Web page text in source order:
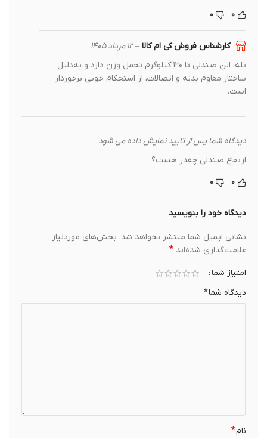
کارشناس فروش کی ام کالا– ۱۲ مرداد ۱۴۰۵
بله، این صندلی تا ۱۲۰ کیلوگرم تحمل وزن دارد و به‌دلیل
ساختار مقاوم بدنه و اتصالات، از استحکام خوبی برخوردار
است.
دیدگاه شما پس از تایید نمایش داده می شود
ارتفاع صندلی چقدر هست؟
دیدگاه خود را بنویسید
نشانی ایمیل شما منتشر نخواهد شد. بخش‌های موردنیاز
علامت‌گذاری شده‌اند*
امتیاز شما
دیدگاه شما*